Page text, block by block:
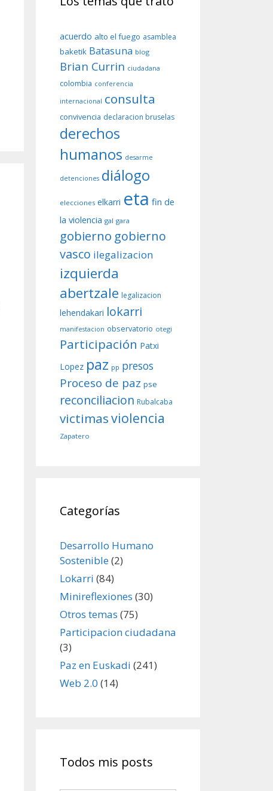
acuerdo alto el fuego asamblea
baketik Batasuna blog
Brian Currin ciudadana
colombia conferencia
internacional consulta
convivencia declaracion bruselas
derechos
humanos desarme
detenciones diálogo
elecciones elkarri eta fin de
la violencia gal gara
gobierno gobierno
vasco ilegalizacion
izquierda
abertzale legalizacion
lehendakari lokarri
manifestacion observatorio otegi
Participación Patxi
Lopez paz pp presos
Proceso de paz pse
reconciliacion Rubalcaba
victimasviolencia
Zapatero
Categorías
Desarrollo Humano
Sostenible(2)
Lokarri (84)
Minireflexiones (30)
Otros temas (75)
Participacion ciudadana
(3)
Paz en Euskadi (241)
Web 2.0 (14)
Todos mis posts